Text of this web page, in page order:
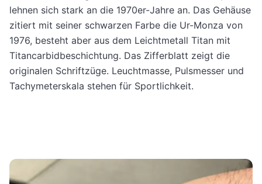
lehnen sich stark an die 1970er-Jahre an. Das Gehäuse
zitiert mit seiner schwarzen Farbe die Ur-Monza von
1976, besteht aber aus dem Leichtmetall Titan mit
Titancarbidbeschichtung. Das Zifferblatt zeigt die
originalen Schriftzüge. Leuchtmasse, Pulsmesser und
Tachymeterskala stehen für Sportlichkeit.